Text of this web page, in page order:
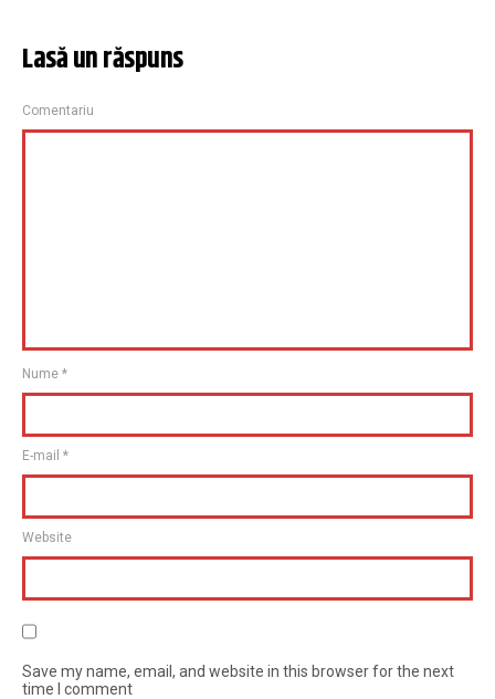
Lasă un răspuns
Comentariu
Nume *
E-mail *
Website
Save my name, email, and website in this browser for the next
time I comment